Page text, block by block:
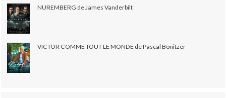
NUREMBERG de James Vanderbilt
VICTOR COMME TOUT LE MONDE de Pascal Bonitzer